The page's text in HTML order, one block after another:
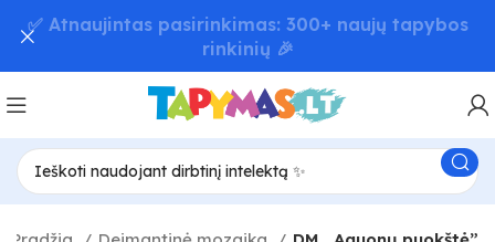
📦 Greitas užsakymų pristatymas – iki 48 val! 🚚